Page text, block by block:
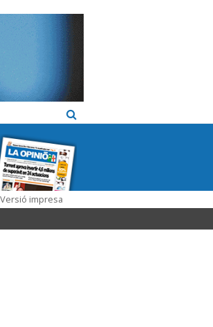
Versió impresa